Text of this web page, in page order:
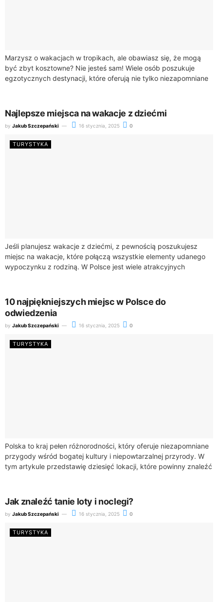
Marzysz o wakacjach w tropikach, ale obawiasz się, że mogą
być zbyt kosztowne? Nie jesteś sam! Wiele osób poszukuje
egzotycznych destynacji, które oferują nie tylko niezapomniane
Najlepsze miejsca na wakacje z dziećmi
by Jakub Szczepański 16 stycznia, 2025 0
TURYSTYKA
Jeśli planujesz wakacje z dziećmi, z pewnością poszukujesz
miejsc na wakacje, które połączą wszystkie elementy udanego
wypoczynku z rodziną. W Polsce jest wiele atrakcyjnych
10 najpiękniejszych miejsc w Polsce do
odwiedzenia
by Jakub Szczepański 16 stycznia, 2025 0
TURYSTYKA
Polska to kraj pełen różnorodności, który oferuje niezapomniane
przygody wśród bogatej kultury i niepowtarzalnej przyrody. W
tym artykule przedstawię dziesięć lokacji, które powinny znaleźć
Jak znaleźć tanie loty i noclegi?
by Jakub Szczepański 16 stycznia, 2025 0
TURYSTYKA